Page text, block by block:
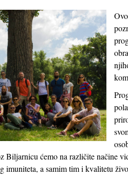
Biljarnicu ćemo na različite načine
imuniteta, a samim tim i kvalitetu